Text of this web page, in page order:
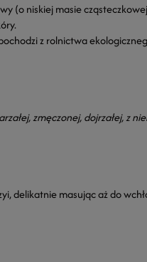
(o niskiej masie
z rolnictwa
zmęczonej, dojrzałej, z
delikatnie masując aż do